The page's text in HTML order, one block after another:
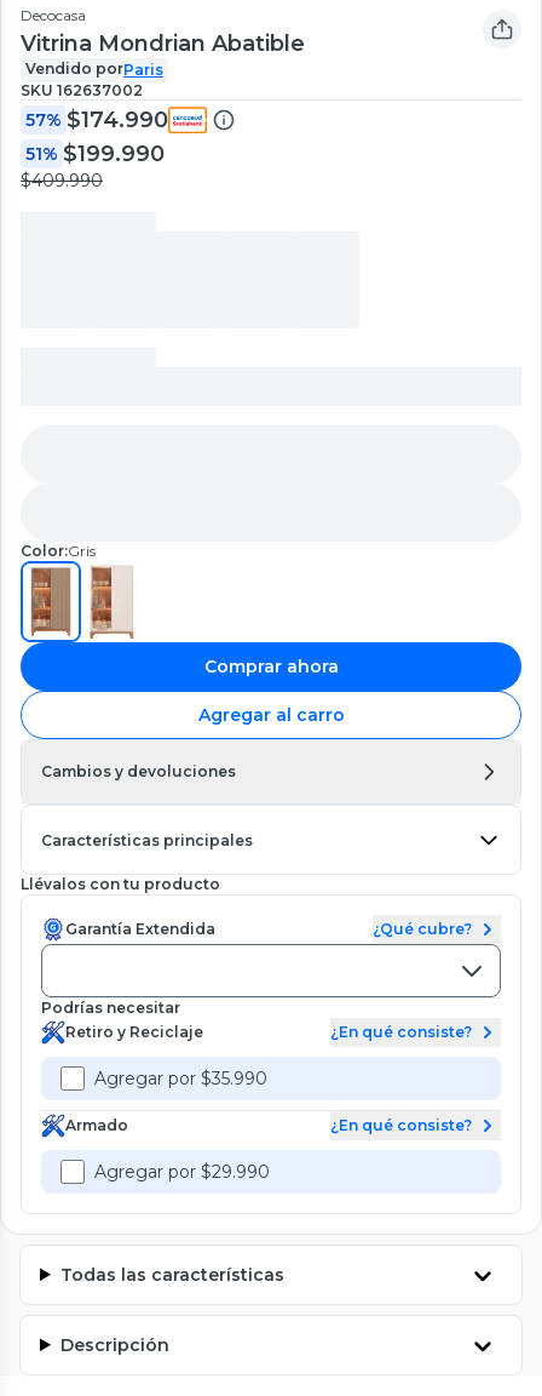
Decocasa
Vitrina Mondrian Abatible
Vendido porParis
SKU 162637002
57% $174.990
51% $199.990
$409.990
Color:Gris
Comprar ahora
Agregar al carro
Cambios y devoluciones
Características principales
Llévalos con tu producto
Garantía Extendida ¿Qué cubre?
Podrías necesitar
Retiro y Reciclaje
¿En qué consiste?
Agregar por $35.990
Armado ¿En qué consiste?
Agregar por $29.990
Todas las características
Descripción